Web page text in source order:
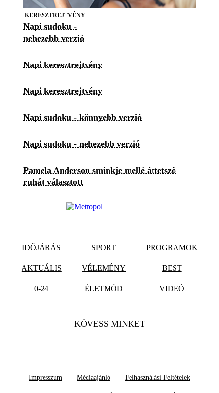
KERESZTREJTVÉNY
Napi sudoku -
nehezebb verzió
Napi keresztrejtvény
Napi keresztrejtvény
Napi sudoku - könnyebb verzió
Napi sudoku - nehezebb verzió
Pamela Anderson sminkje mellé áttetsző
ruhát választott
IDŐJÁRÁS SPORT PROGRAMOK
AKTUÁLIS VÉLEMÉNY BEST
0-24 ÉLETMÓD VIDEÓ
KÖVESS MINKET
Impresszum Médiaajánló Felhasználási Feltételek